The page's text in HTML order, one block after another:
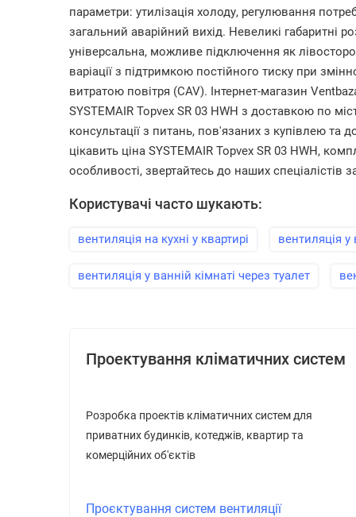
параметри: утилізація холоду, регулювання
загальний аварійний вихід. Невеликі габаритні
універсальна, можливе підключення як
варіації з підтримкою постійного тиску при
витратою повітря (CAV). Інтернет-магазин
SYSTEMAIR Topvex SR 03 HWH з доставкою по
консультації з питань, пов'язаних з купівлею та
цікавить ціна SYSTEMAIR Topvex SR 03 HWH,
особливості, звертайтесь до наших спеціалістів
Користувачі часто шукають:
вентиляція на кухні у квартирі вентиляція у
вентиляція у ванній кімнаті через туалет
Проектування кліматичних систем
Розробка проектів кліматичних систем для
приватних будинків, котеджів, квартир та
комерційних об'єктів
Проєктування систем вентиляції